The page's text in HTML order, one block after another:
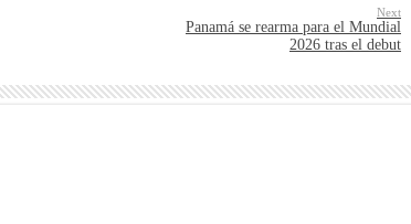
Next
Panamá se rearma para el Mundial
2026 tras el debut